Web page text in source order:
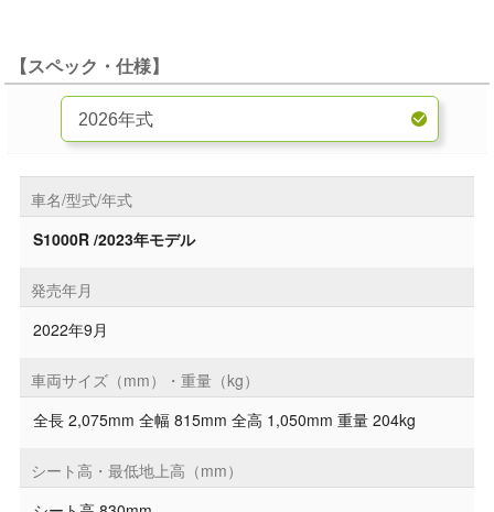
【スペック・仕様】
車名/型式/年式
S1000R /2023年モデル
発売年月
2022年9月
車両サイズ（mm）・重量（kg）
全長 2,075mm 全幅 815mm 全高 1,050mm 重量 204kg
シート高・最低地上高（mm）